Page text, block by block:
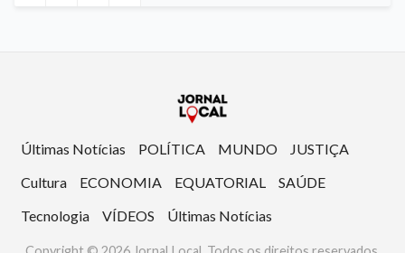
Últimas Notícias POLÍTICA MUNDO
JUSTIÇA
Cultura
ECONOMIA EQUATORIAL
SAÚDE
Tecnologia
VÍDEOS Últimas Notícias